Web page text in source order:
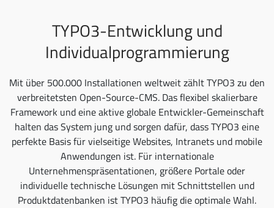
TYPO3-Entwicklung und
Individualprogrammierung
Mit über 500.000 Installationen weltweit zählt TYPO3 zu den
verbreitetsten Open-Source-CMS. Das flexibel skalierbare
Framework und eine aktive globale Entwickler-Gemeinschaft
halten das System jung und sorgen dafür, dass TYPO3 eine
perfekte Basis für vielseitige Websites, Intranets und mobile
Anwendungen ist. Für internationale
Unternehmenspräsentationen, größere Portale oder
individuelle technische Lösungen mit Schnittstellen und
Produktdatenbanken ist TYPO3 häufig die optimale Wahl.